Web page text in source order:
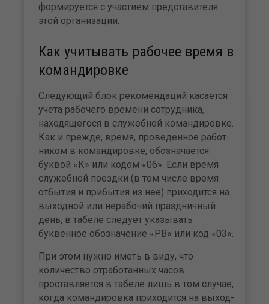
форми­руется с участием представителя
этой организации.
Как учитывать рабочее время в
командировке
Следующий блок рекомендаций касается
учета рабочего времени сотрудника,
находящегося в слу­жебной командировке.
Как и пре­жде, время, проведенное работ­
ником в командировке, обознача­ется
буквой «К» или кодом «06». Если время
служебной поездки (в том числе время
отбытия и при­бытия из нее) приходится на
выходной или нерабочий празд­ничный
день, в табеле следует указывать
буквенное обозначе­ние «РВ» или код «03».
При этом нужно иметь в виду, что
количество отработанных часов
проставляется в табеле лишь в том случае,
когда коман­дировка приходится на выход­